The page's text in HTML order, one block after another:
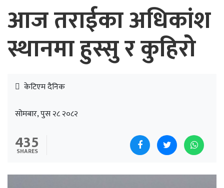
आज तराईका अधिकांश
स्थानमा हुस्सु र कुहिरो
केटिएम दैनिक
सोमबार, पुस २८ २०८२
435
SHARES